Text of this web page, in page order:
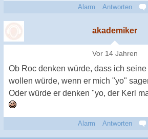
Alarm Antworten
akademiker
Vor 14 Jahren
Ob Roc denken würde, dass ich
wollen würde, wenn er mich "yo"
Oder würde er denken "yo, der Kerl
Alarm Antworten